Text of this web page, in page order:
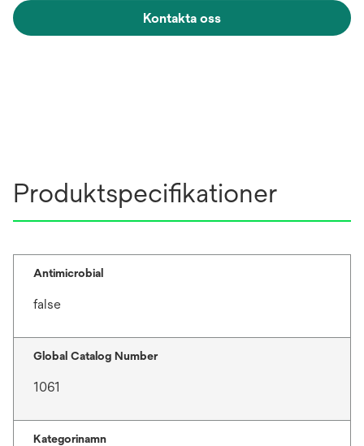
Kontakta oss
Produktspecifikationer
Antimicrobial
false
Global Catalog Number
1061
Kategorinamn